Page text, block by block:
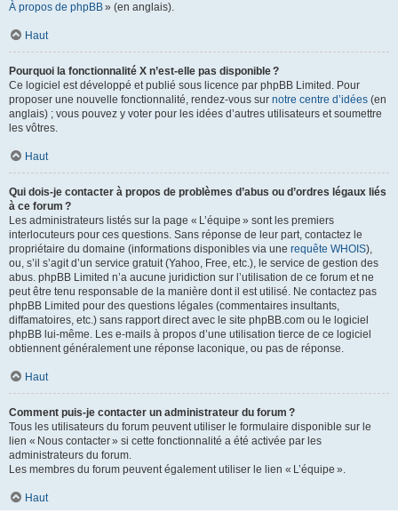
À propos de phpBB» (en anglais).
Haut
Pourquoi la fonctionnalité X n’est-elle pas disponible ?
Ce logiciel est développé et publié sous licence par phpBB Limited. Pour
proposer une nouvelle fonctionnalité, rendez-vous sur notre centre d’idées (en
anglais) ; vous pouvez y voter pour les idées d’autres utilisateurs et soumettre
les vôtres.
Haut
Qui dois-je contacter à propos de problèmes d’abus ou d’ordres légaux liés
à ce forum ?
Les administrateurs listés sur la page « L’équipe » sont les premiers
interlocuteurs pour ces questions. Sans réponse de leur part, contactez le
propriétaire du domaine (informations disponibles via une requête WHOIS),
ou, s’il s’agit d’un service gratuit (Yahoo, Free, etc.), le service de gestion des
abus. phpBB Limited n’a aucune juridiction sur l’utilisation de ce forum et ne
peut être tenu responsable de la manière dont il est utilisé. Ne contactez pas
phpBB Limited pour des questions légales (commentaires insultants,
diffamatoires, etc.) sans rapport direct avec le site phpBB.com ou le logiciel
phpBB lui-même. Les e-mails à propos d’une utilisation tierce de ce logiciel
obtiennent généralement une réponse laconique, ou pas de réponse.
Haut
Comment puis-je contacter un administrateur du forum ?
Tous les utilisateurs du forum peuvent utiliser le formulaire disponible sur le
lien « Nous contacter » si cette fonctionnalité a été activée par les
administrateurs du forum.
Les membres du forum peuvent également utiliser le lien « L’équipe ».
Haut